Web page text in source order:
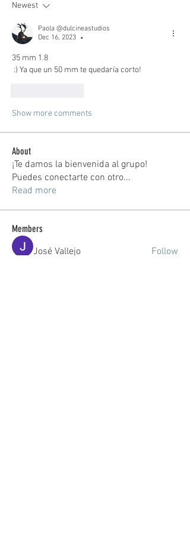
Newest
Paola @dulcineastudios
Dec 16, 2023
•
35 mm 1.8
:) Ya que un 50 mm te quedaría corto!
Show more comments
About
¡Te damos la bienvenida al grupo!
Puedes conectarte con otro...
Read more
Members
José Vallejo Follow